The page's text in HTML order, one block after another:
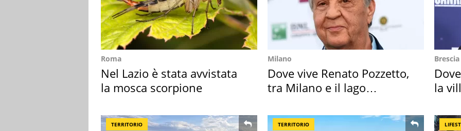
Roma
Nel Lazio è stata avvistata
la mosca scorpione
Milano
Dove vive Renato Pozzetto,
tra Milano e il lago
Brescia
la
TERRITORIO TERRITORIO